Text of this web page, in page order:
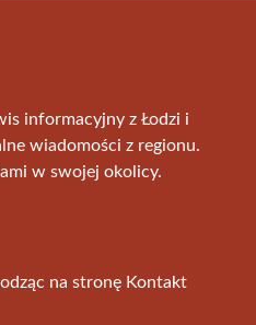
informacyjny z Łodzi i
wiadomości z regionu.
w swojej okolicy.
na stronę Kontakt